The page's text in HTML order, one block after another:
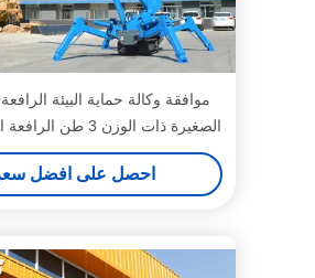
موافقة وكالة حماية البيئة الرافعة
الصغيرة ذات الوزن 3
الوزن 5 طن
احصل على افضل